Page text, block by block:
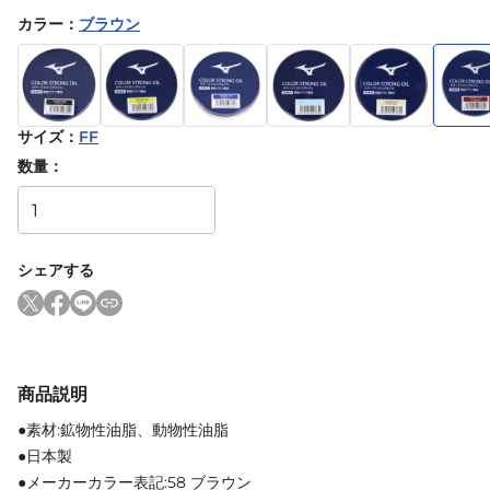
カラー ： ブラウン
サイズ： FF
数量：
シェアする
商品説明
●素材:鉱物性油脂、動物性油脂
●日本製
●メーカーカラー表記:58 ブラウン